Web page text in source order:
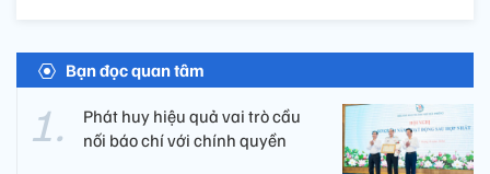
Bạn đọc quan tâm
Phát huy hiệu quả vai trò cầu
nối báo chí với chính quyền